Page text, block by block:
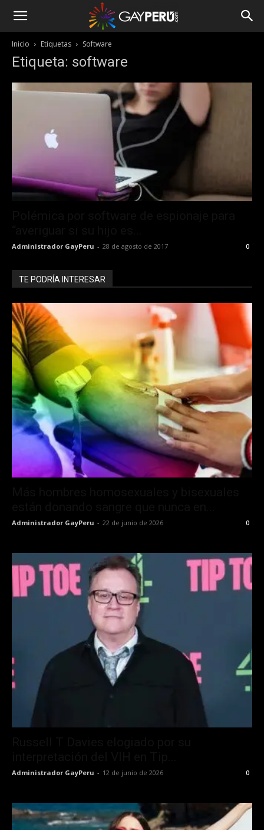
Inicio Etiquetas Software
Etiqueta: software
Administrador GayPeru - 28 de agosto de 2017 0
TE PODRÍA INTERESAR
Administrador GayPeru - 22 de junio de 2026 0
Administrador GayPeru - 12 de junio de 2026 0